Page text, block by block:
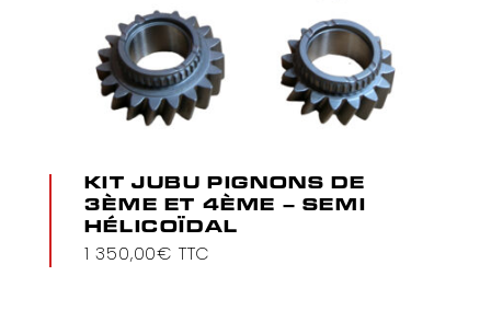
KIT JUBU PIGNONS DE
3ÈME ET 4ÈME – SEMI
HÉLICOÏDAL
1 350,00€ TTC